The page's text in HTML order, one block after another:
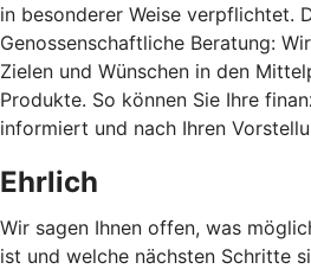
in besonderer Weise verpflichtet.
Genossenschaftliche Beratung:
Zielen und Wünschen in den
Produkte. So können Sie Ihre
informiert und nach Ihren
Ehrlich
Wir sagen Ihnen offen, was
ist und welche nächsten Schritte